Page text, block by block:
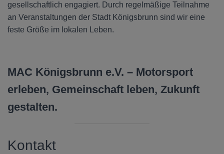
gesellschaftlich engagiert. Durch regelmäßige Teilnahme
an Veranstaltungen der Stadt Königsbrunn sind wir eine
feste Größe im lokalen Leben.
MAC Königsbrunn e.V. – Motorsport
erleben, Gemeinschaft leben, Zukunft
gestalten.
Kontakt